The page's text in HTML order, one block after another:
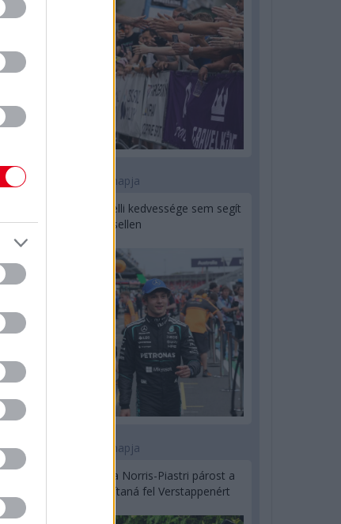
1 napja
Montoya szerint Antonelli kedvessége sem segít
Russellen
2 napja
Hakkinen megtartaná a Norris-Piastri párost a
McLarennél, nem borítaná fel Verstappenért